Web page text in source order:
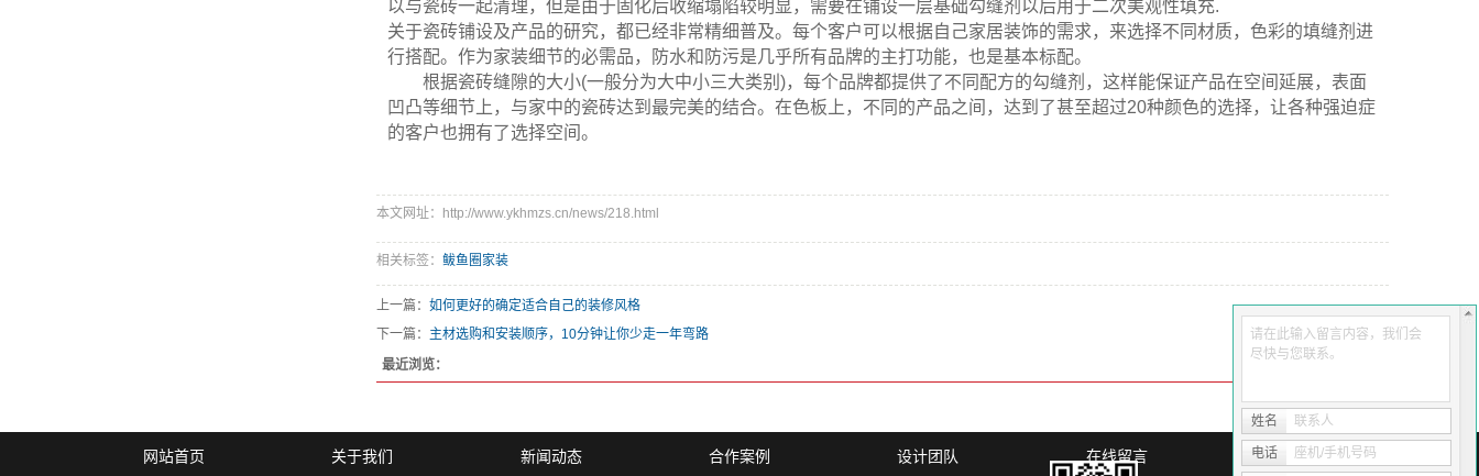
以与瓷砖一起清理，但是由于固化后收缩塌陷较明显，需要在铺设一层基础勾缝剂以后用于二次美观性填充.
关于瓷砖铺设及产品的研究，都已经非常精细普及。每个客户可以根据自己家居装饰的需求，来选择不同材质，色彩的填缝剂进
行搭配。作为家装细节的必需品，防水和防污是几乎所有品牌的主打功能，也是基本标配。
根据瓷砖缝隙的大小(一般分为大中小三大类别)，每个品牌都提供了不同配方的勾缝剂，这样能保证产品在空间延展，表面
凹凸等细节上，与家中的瓷砖达到最完美的结合。在色板上，不同的产品之间，达到了甚至超过20种颜色的选择，让各种强迫症
的客户也拥有了选择空间。
本文网址：http://www.ykhmzs.cn/news/218.html
相关标签： 鲅鱼圈家装
上一篇： 如何更好的确定适合自己的装修风格
下一篇： 主材选购和安装顺序，10分钟让你少走一年弯路
最近浏览：
网站首页 关于我们 新闻动态 合作案例 设计团队 在线留言 联系我们
请在此输入留言内容，我们会
尽快与您联系。
姓名 联系人
电话 座机/手机号码